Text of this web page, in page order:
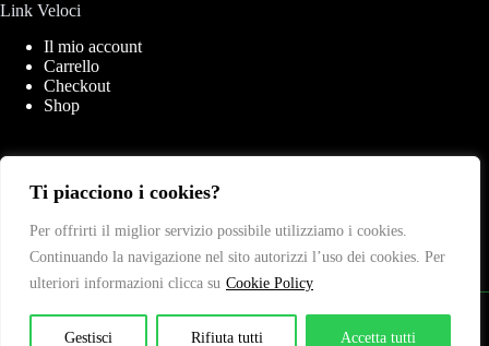
Ti piacciono i cookies?
Per offrirti il miglior servizio possibile utilizziamo i cookies.
Continuando la navigazione nel sito autorizzi l’uso dei cookies. Per
ulteriori informazioni clicca su Cookie Policy
Gestisci Rifiuta tutti Accetta tutti
Link Veloci
Il mio account
Carrello
Checkout
Shop
Link Importanti
Privacy Policy
Cookies Policy
Termini & Condizioni
Contatti